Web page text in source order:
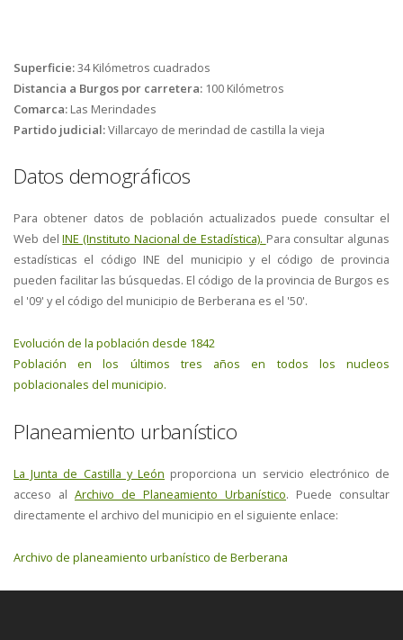
Superficie:34 Kilómetros cuadrados
Distancia a Burgos por carretera: 100 Kilómetros
Comarca: Las Merindades
Partido judicial:Villarcayo de merindad de castilla la vieja
Datos demográficos
Para obtener datos de población actualizados puede consultar el
Web delINE (Instituto Nacional de Estadística). Para consultar algunas
estadísticas el código INE del municipio y el código de provincia
pueden facilitar las búsquedas. El código de la provincia de Burgos es
el '09' y el código del municipio de Berberana es el '50'.
Evolución de la población desde 1842
Población en los últimos tres años en todos los nucleos
poblacionales del municipio.
Planeamiento urbanístico
La Junta de Castilla y León proporciona un servicio electrónico de
acceso al Archivo de Planeamiento Urbanístico. Puede consultar
directamente el archivo del municipio en el siguiente enlace:
Archivo de planeamiento urbanístico de Berberana